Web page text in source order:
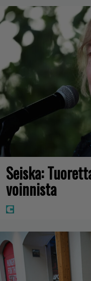
Seiska:
voinnista